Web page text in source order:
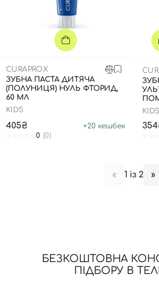
CURAPROX
ЗУБНА ПАСТА ДИТЯЧА
(ПОЛУНИЦЯ) НУЛЬ ФТОРИД,
60 МЛ
KIDS
405₴ +20 кешбек
0 (0)
« 1 із 2 »
БЕЗКОШТОВНА
ПІДБОРУ В
Вхід
Номер телефону